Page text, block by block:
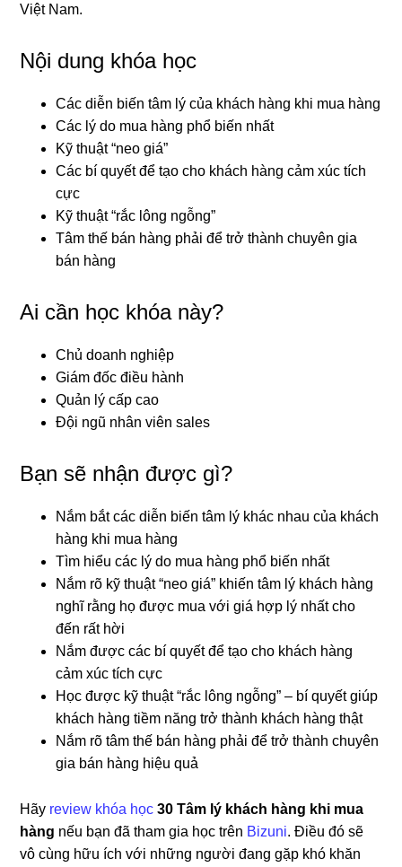
Việt Nam.
Nội dung khóa học
Các diễn biến tâm lý của khách hàng khi mua hàng
Các lý do mua hàng phổ biến nhất
Kỹ thuật “neo giá”
Các bí quyết để tạo cho khách hàng cảm xúc tích
cực
Kỹ thuật “rắc lông ngỗng”
Tâm thế bán hàng phải để trở thành chuyên gia
bán hàng
Ai cần học khóa này?
Chủ doanh nghiệp
Giám đốc điều hành
Quản lý cấp cao
Đội ngũ nhân viên sales
Bạn sẽ nhận được gì?
Nắm bắt các diễn biến tâm lý khác nhau của khách
hàng khi mua hàng
Tìm hiểu các lý do mua hàng phổ biến nhất
Nắm rõ kỹ thuật “neo giá” khiến tâm lý khách hàng
nghĩ rằng họ được mua với giá hợp lý nhất cho
đến rất hời
Nắm được các bí quyết để tạo cho khách hàng
cảm xúc tích cực
Học được kỹ thuật “rắc lông ngỗng” – bí quyết giúp
khách hàng tiềm năng trở thành khách hàng thật
Nắm rõ tâm thế bán hàng phải để trở thành chuyên
gia bán hàng hiệu quả
Hãy review khóa học 30 Tâm lý khách hàng khi mua
hàng nếu bạn đã tham gia học trên Bizuni. Điều đó sẽ
vô cùng hữu ích với những người đang gặp khó khăn